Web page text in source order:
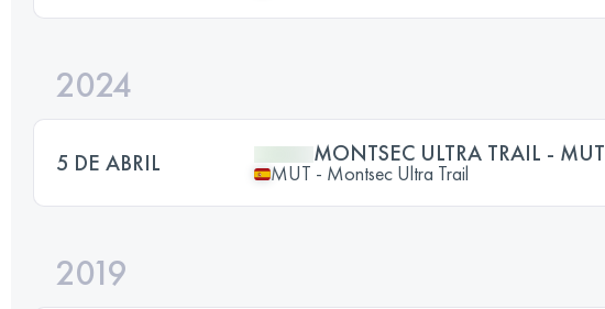
2024
5 DE ABRIL MONTSEC ULTRA TRAIL - MUT
MUT - Montsec Ultra Trail
2019